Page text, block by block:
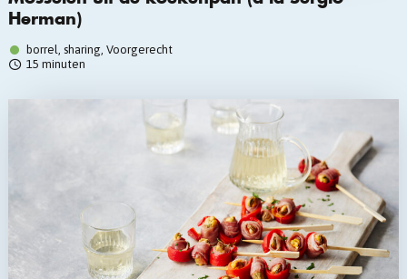
Herman)
borrel, sharing, Voorgerecht
15 minuten